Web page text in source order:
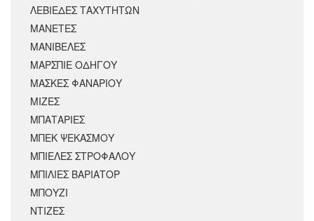
ΛΕΒΙΕΔΕΣ ΤΑΧΥΤΗΤΩΝ
ΜΑΝΕΤΕΣ
ΜΑΝΙΒΕΛΕΣ
ΜΑΡΣΠΙΕ ΟΔΗΓΟΥ
ΜΑΣΚΕΣ ΦΑΝΑΡΙΟΥ
ΜΙΖΕΣ
ΜΠΑΤΑΡΙΕΣ
ΜΠΕΚ ΨΕΚΑΣΜΟΥ
ΜΠΙΕΛΕΣ ΣΤΡΟΦΑΛΟΥ
ΜΠΙΛΙΕΣ ΒΑΡΙΑΤΟΡ
ΜΠΟΥΖΙ
ΝΤΙΖΕΣ